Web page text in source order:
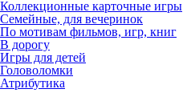
Коллекционные карточные игры
Семейные, для вечеринок
По мотивам фильмов, игр, книг
В дорогу
Игры для детей
Головоломки
Атрибутика